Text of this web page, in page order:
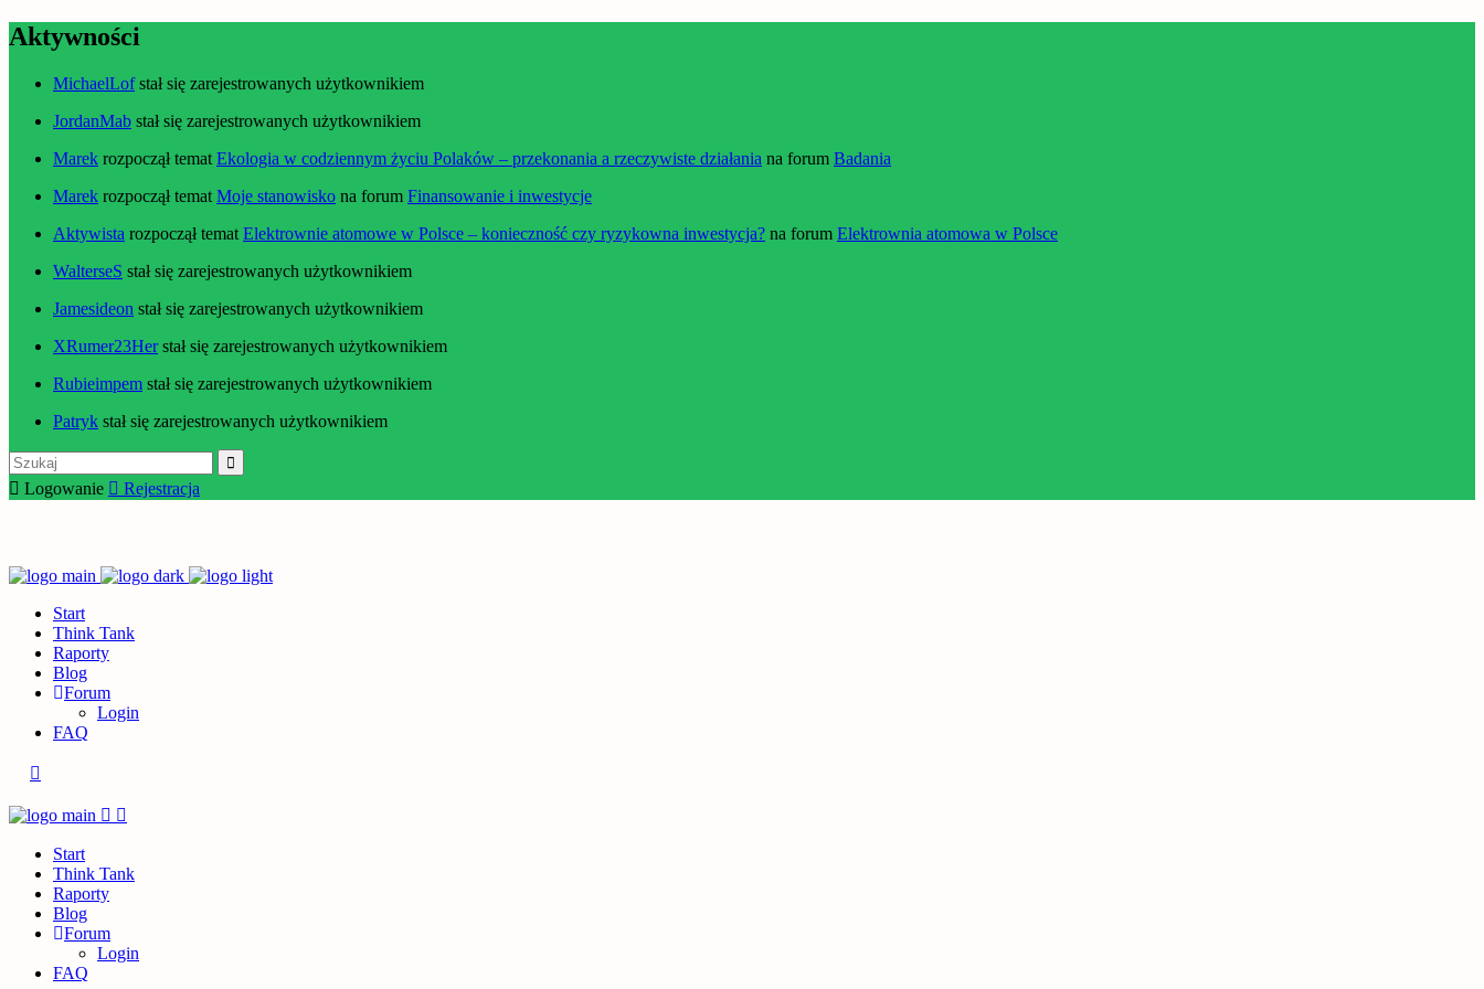
Aktywności
MichaelLofstał się zarejestrowanych użytkownikiem
JordanMab stał się zarejestrowanych użytkownikiem
Marek rozpoczął temat Ekologia w codziennym życiu Polaków – przekonania a rzeczywiste działania na forum Badania
Marek rozpoczął temat Moje stanowisko na forum Finansowanie i inwestycje
Aktywista rozpoczął temat Elektrownie atomowe w Polsce – konieczność czy ryzykowna inwestycja? na forum Elektrownia atomowa w Polsce
WalterseS stał się zarejestrowanych użytkownikiem
Jamesideon stał się zarejestrowanych użytkownikiem
XRumer23Herstał się zarejestrowanych użytkownikiem
Rubieimpem stał się zarejestrowanych użytkownikiem
Patryk stał się zarejestrowanych użytkownikiem
Szukaj:
Logowanie
Rejestracja
Start
Think Tank
Raporty
Blog
Forum
Login
FAQ
Start
Think Tank
Raporty
Blog
Forum
Login
FAQ